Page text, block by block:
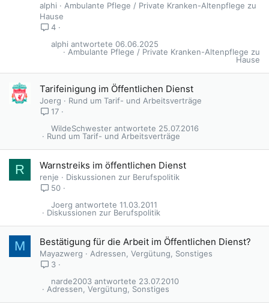
alphi
Ambulante Pflege / Private Kranken-Altenpflege zu
Hause
4
Ambulante Pflege / Private Kranken-Altenpflege zu
Hause
06.06.2025
alphi
Tarifeinigung im Öffentlichen Dienst
Joerg
Rund um Tarif- und Arbeitsverträge
17
Rund um Tarif- und Arbeitsverträge
25.07.2016
WildeSchwester
R Warnstreiks im öffentlichen Dienst
renje
Diskussionen zur Berufspolitik
50
Diskussionen zur Berufspolitik
11.03.2011
Joerg
M Bestätigung für die Arbeit im Öffentlichen Dienst?
Mayazwerg
Adressen, Vergütung, Sonstiges
3
Adressen, Vergütung, Sonstiges
23.07.2010
narde2003